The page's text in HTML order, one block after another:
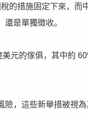
的措施固定下來，而
是單獨徵收。
元的傢俱，其中約
，這些新舉措被視